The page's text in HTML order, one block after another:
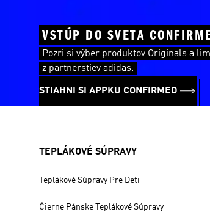
VSTÚP DO SVETA
Pozri si výber produktov Originals a
z partnerstiev adidas.
STIAHNI SI APPKU CONFIRMED
TEPLÁKOVÉ SÚPRAVY
Teplákové Súpravy Pre Deti
Čierne Pánske Teplákové Súpravy